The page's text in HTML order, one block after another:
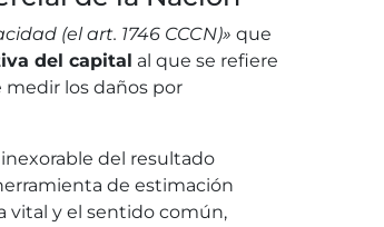
(el art. 1746 CCCN)» que
del capital al que se refiere
medir los daños por
del resultado
de estimación
vital y el sentido común,